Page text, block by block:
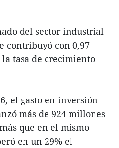
del sector industrial
contribuyó con 0,97
tasa de crecimiento
el gasto en inversión
más de 924 millones
que en el mismo
en un 29% el